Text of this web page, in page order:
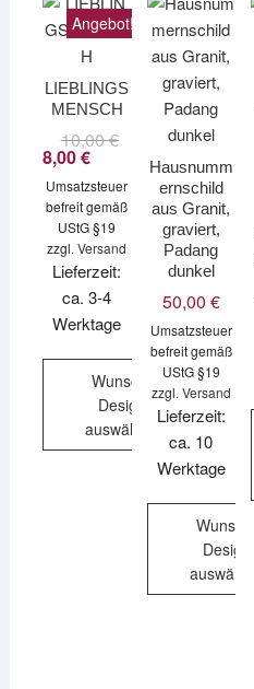
Angebot!
LIEBLINGS
MENSCH
10,00€Ursprünglicher
10,00 €
8,00€
Aktueller
8,00 €.
Umsatzsteuer
befreit gemäß
UStG §19
zzgl.Versand
Lieferzeit:
ca. 3-4
Werktage
Wunsch-
Design
auswählen
Hausnumm
ernschild
aus Granit,
graviert,
Padang
dunkel
50,00 €
Umsatzsteuer
befreit gemäß
UStG §19
zzgl. Versand
Lieferzeit:
ca. 10
Werktage
Wunsch-
Design
auswählen